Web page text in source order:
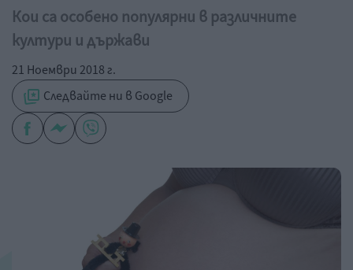
Кои са особено популярни в различните
култури и държави
21 Ноември 2018 г.
Следвайте ни в Google